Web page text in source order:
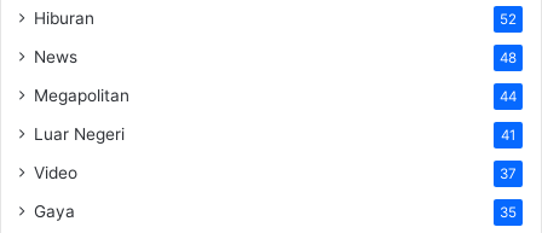
Hiburan 52
News 48
Megapolitan 44
Luar Negeri 41
Video 37
Gaya 35